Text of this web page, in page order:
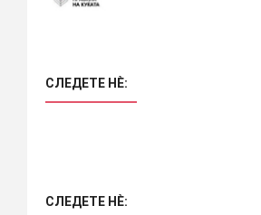
СЛЕДЕТЕ НÈ:
СЛЕДЕТЕ НÈ: